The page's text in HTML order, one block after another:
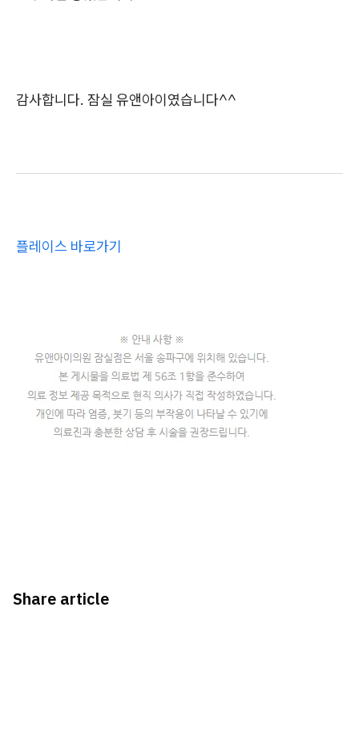
감사합니다. 잠실 유앤아이였습니다^^
플레이스 바로가기
Share article